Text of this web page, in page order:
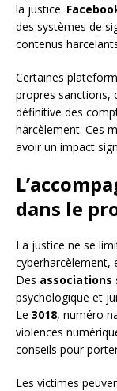
la justice.
des systèmes de
contenus
Certaines
propres sanctions,
définitive des
harcèlement. Ces
avoir un impact
dans le
La justice ne se
cyberharcèlement,
Des associations
psychologique et
Le 3018, numéro
violences
conseils pour
Les victimes